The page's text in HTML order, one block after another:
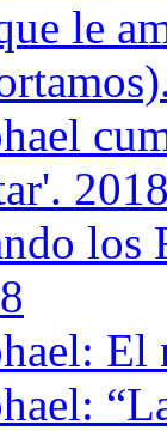
le
los
El